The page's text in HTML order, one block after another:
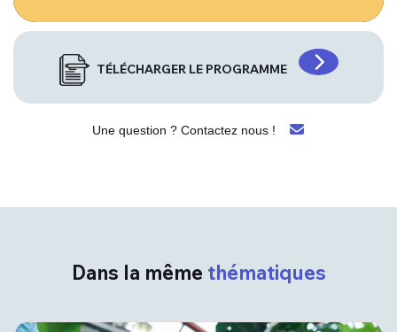
TÉLÉCHARGER LE PROGRAMME
Une question ? Contactez nous !
Dans la même thématiques